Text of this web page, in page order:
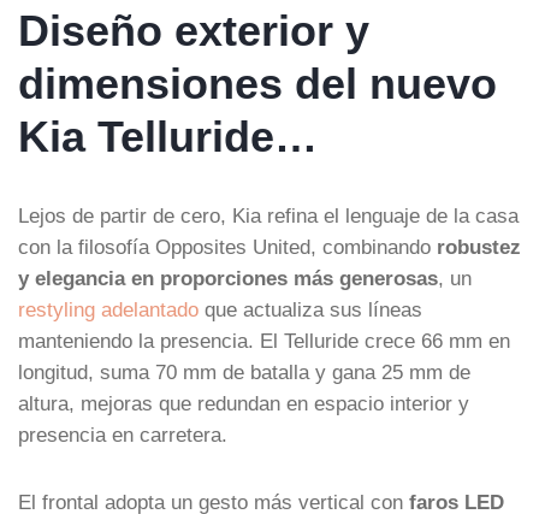
Diseño exterior y
dimensiones del nuevo
Kia Telluride…
Lejos de partir de cero, Kia refina el lenguaje de la casa
con la filosofía Opposites United, combinando robustez
y elegancia en proporciones más generosas, un
restyling adelantado que actualiza sus líneas
manteniendo la presencia. El Telluride crece 66 mm en
longitud, suma 70 mm de batalla y gana 25 mm de
altura, mejoras que redundan en espacio interior y
presencia en carretera.
El frontal adopta un gesto más vertical con faros LED